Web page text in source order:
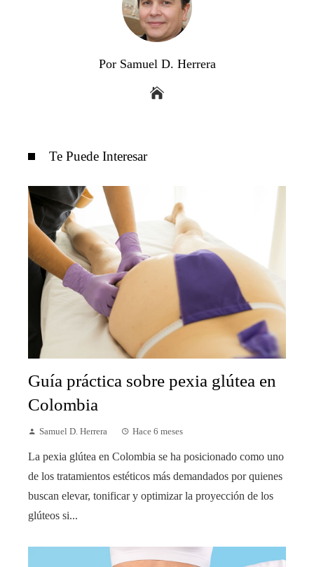
Por Samuel D. Herrera
Te Puede Interesar
Guía práctica sobre pexia glútea en
Colombia
Samuel D. Herrera Hace 6 meses
La pexia glútea en Colombia se ha posicionado como uno
de los tratamientos estéticos más demandados por quienes
buscan elevar, tonificar y optimizar la proyección de los
glúteos si...